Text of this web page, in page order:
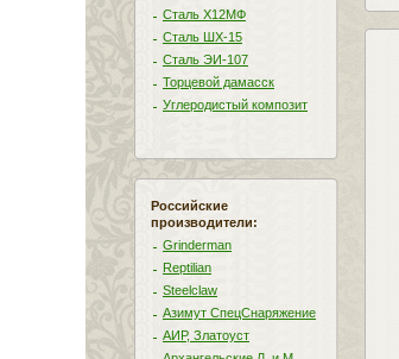
Сталь Х12МФ
Сталь ШХ-15
Сталь ЭИ-107
Торцевой дамасск
Углеродистый композит
Российские
производители:
Grinderman
Reptilian
Steelclaw
Азимут СпецСнаряжение
АИР, Златоуст